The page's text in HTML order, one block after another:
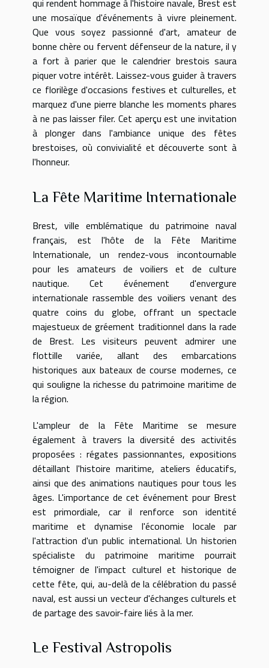
qui rendent hommage à l'histoire navale, Brest est
une mosaïque d'événements à vivre pleinement.
Que vous soyez passionné d'art, amateur de
bonne chère ou fervent défenseur de la nature, il y
a fort à parier que le calendrier brestois saura
piquer votre intérêt. Laissez-vous guider à travers
ce florilège d'occasions festives et culturelles, et
marquez d'une pierre blanche les moments phares
à ne pas laisser filer. Cet aperçu est une invitation
à plonger dans l'ambiance unique des fêtes
brestoises, où convivialité et découverte sont à
l'honneur.
La Fête Maritime Internationale
Brest, ville emblématique du patrimoine naval
français, est l'hôte de la Fête Maritime
Internationale, un rendez-vous incontournable
pour les amateurs de voiliers et de culture
nautique. Cet événement d'envergure
internationale rassemble des voiliers venant des
quatre coins du globe, offrant un spectacle
majestueux de gréement traditionnel dans la rade
de Brest. Les visiteurs peuvent admirer une
flottille variée, allant des embarcations
historiques aux bateaux de course modernes, ce
qui souligne la richesse du patrimoine maritime de
la région.
L'ampleur de la Fête Maritime se mesure
également à travers la diversité des activités
proposées : régates passionnantes, expositions
détaillant l'histoire maritime, ateliers éducatifs,
ainsi que des animations nautiques pour tous les
âges. L'importance de cet événement pour Brest
est primordiale, car il renforce son identité
maritime et dynamise l'économie locale par
l'attraction d'un public international. Un historien
spécialiste du patrimoine maritime pourrait
témoigner de l'impact culturel et historique de
cette fête, qui, au-delà de la célébration du passé
naval, est aussi un vecteur d'échanges culturels et
de partage des savoir-faire liés à la mer.
Le Festival Astropolis